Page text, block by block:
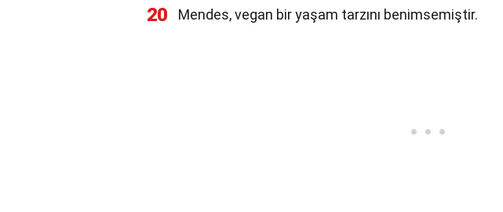
20 Mendes, vegan bir yaşam tarzını benimsemiştir.